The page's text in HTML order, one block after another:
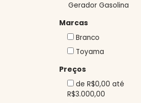
Gerador Gasolina
Marcas
Branco
Toyama
Preços
de R$0,00 até
R$3.000,00